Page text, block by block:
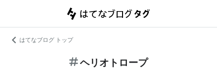
はてなブログ トップ
ヘリオトロープ